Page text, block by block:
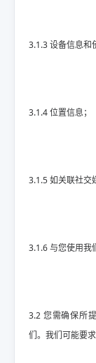
3.1.3 设备信息和
3.1.4 位置信息；
3.1.5 如关联社交
3.1.6 与您使用我
3.2 您需确保所
们。我们可能要